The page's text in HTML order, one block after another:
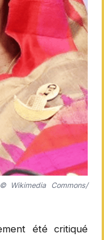
Wikimedia Commons/
été critiqué